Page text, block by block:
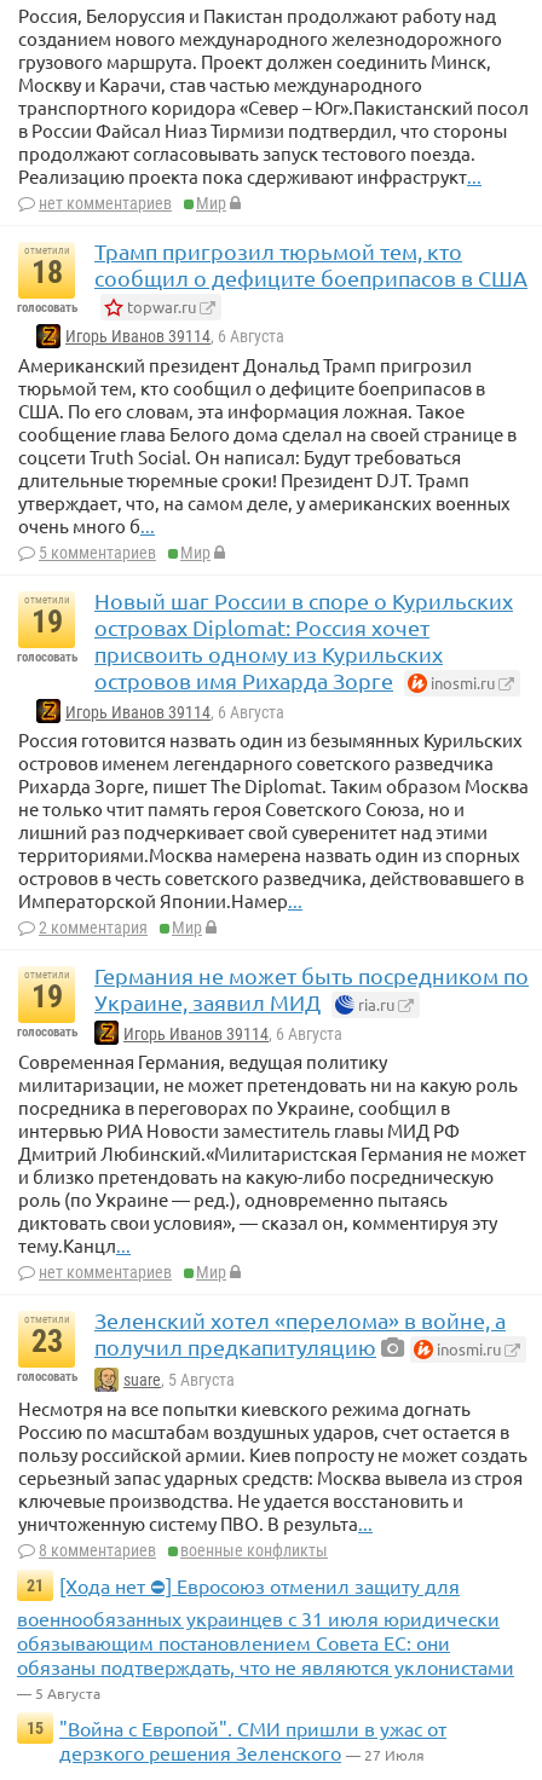
Россия, Белоруссия и Пакистан продолжают работу над
созданием нового международного железнодорожного
грузового маршрута. Проект должен соединить Минск,
Москву и Карачи, став частью международного
транспортного коридора «Север – Юг».Пакистанский посол
в России Файсал Ниаз Тирмизи подтвердил, что стороны
продолжают согласовывать запуск тестового поезда.
Реализацию проекта пока сдерживают инфраструкт...
нет комментариев Мир
отметили
18
голосовать
Трамп пригрозил тюрьмой тем, кто
сообщил о дефиците боеприпасов в США
topwar.ru
Игорь Иванов 39114, 6 Августа
Американский президент Дональд Трамп пригрозил
тюрьмой тем, кто сообщил о дефиците боеприпасов в
США. По его словам, эта информация ложная. Такое
сообщение глава Белого дома сделал на своей странице в
соцсети Truth Social. Он написал: Будут требоваться
длительные тюремные сроки! Президент DJT. Трамп
утверждает, что, на самом деле, у американских военных
очень много б
5 комментариев Мир
отметили
19
голосовать
Новый шаг России в споре о Курильских
островах Diplomat: Россия хочет
присвоить одному из Курильских
островов имя Рихарда Зорге
inosmi.ru
Игорь Иванов 39114, 6 Августа
Россия готовится назвать один из безымянных Курильских
островов именем легендарного советского разведчика
Рихарда Зорге, пишет The Diplomat. Таким образом Москва
не только чтит память героя Советского Союза, но и
лишний раз подчеркивает свой суверенитет над этими
территориями.Москва намерена назвать один из спорных
островов в честь советского разведчика, действовавшего в
Императорской Японии.Намер...
2 комментария Мир
отметили
19
голосовать
Германия не может быть посредником по
Украине, заявил МИД
ria.ru
Игорь Иванов 39114, 6 Августа
Современная Германия, ведущая политику
милитаризации, не может претендовать ни на какую роль
посредника в переговорах по Украине, сообщил в
интервью РИА Новости заместитель главы МИД РФ
Дмитрий Любинский.«Милитаристская Германия не может
и близко претендовать на какую-либо посредническую
роль (по Украине — ред.), одновременно пытаясь
диктовать свои условия», — сказал он, комментируя эту
тему.Канцл...
нет комментариев Мир
отметили
23
голосовать
Зеленский хотел «перелома» в войне, а
получил предкапитуляцию
inosmi.ru
suare, 5 Августа
Несмотря на все попытки киевского режима догнать
Россию по масштабам воздушных ударов, счет остается в
пользу российской армии. Киев попросту не может создать
серьезный запас ударных средств: Москва вывела из строя
ключевые производства. Не удается восстановить и
уничтоженную систему ПВО. В результа
8 комментариев
военные конфликты
21
[Хода нет ⛔] Евросоюз отменил защиту для
военнообязанных украинцев с 31 июля юридически
обязывающим постановлением Совета ЕС: они
обязаны подтверждать, что не являются уклонистами
— 5 Августа
15
"Война с Европой". СМИ пришли в ужас от
дерзкого решения Зеленского — 27 Июля